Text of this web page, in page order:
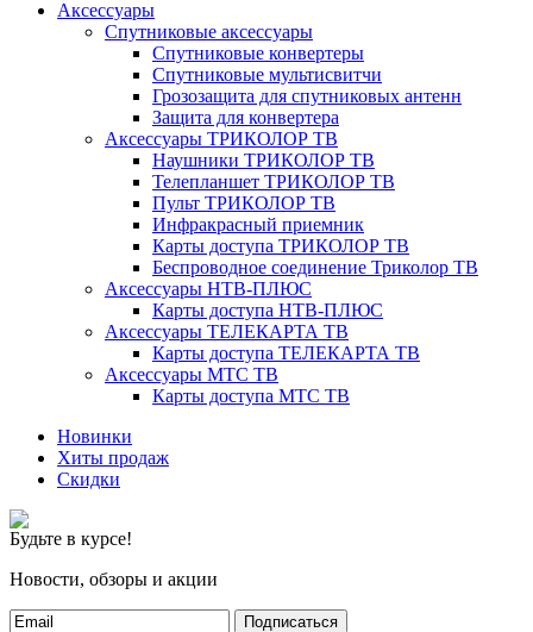
Аксессуары
Спутниковые аксессуары
Спутниковые конвертеры
Спутниковые мультисвитчи
Грозозащита для спутниковых антенн
Защита для конвертера
Аксессуары ТРИКОЛОР ТВ
Наушники ТРИКОЛОР ТВ
Телепланшет ТРИКОЛОР ТВ
Пульт ТРИКОЛОР ТВ
Инфракрасный приемник
Карты доступа ТРИКОЛОР ТВ
Беспроводное соединение Триколор ТВ
Аксессуары НТВ-ПЛЮС
Карты доступа НТВ-ПЛЮС
Аксессуары ТЕЛЕКАРТА ТВ
Карты доступа ТЕЛЕКАРТА ТВ
Аксессуары МТС ТВ
Карты доступа МТС ТВ
Новинки
Хиты продаж
Скидки
Будьте в курсе!
Новости, обзоры и акции
Подписаться